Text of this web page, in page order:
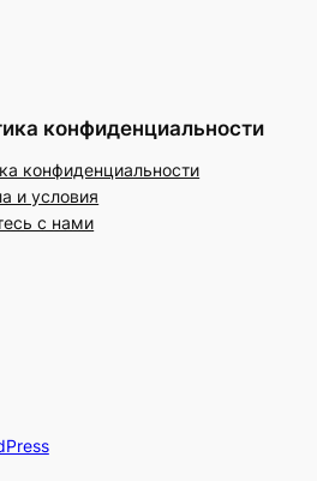
конфиденциальности
конфиденциальности
и условия
с нами